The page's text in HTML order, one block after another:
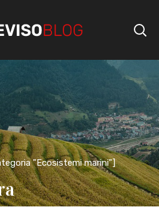
"Ecosistemi marini"]